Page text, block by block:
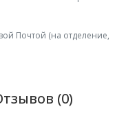
Почтой (на отделение,
(0)